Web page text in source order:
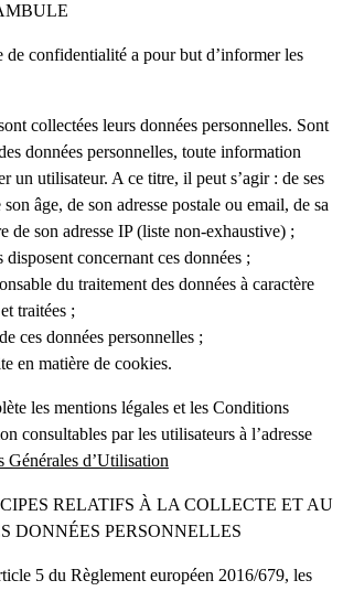
de confidentialité a pour but d’informer les
collectées leurs données personnelles. Sont
données personnelles, toute information
un utilisateur. A ce titre, il peut s’agir : de ses
âge, de son adresse postale ou email, de sa
de son adresse IP (liste non-exhaustive) ;
concernant ces données ;
du traitement des données à caractère
traitées ;
ces données personnelles ;
en matière de cookies.
les mentions légales et les Conditions
consultables par les utilisateurs à l’adresse
Générales d’Utilisation
RELATIFS À LA COLLECTE ET AU
DONNÉES PERSONNELLES
5 du Règlement européen 2016/679, les